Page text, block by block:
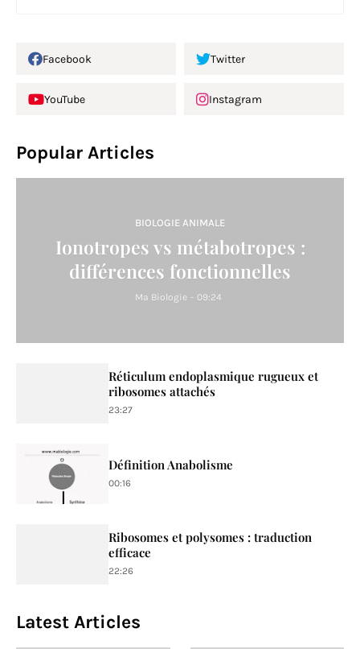
Facebook Twitter
YouTube Instagram
Popular Articles
BIOLOGIE ANIMALE
Ionotropes vs métabotropes :
différences fonctionnelles
Ma Biologie - 09:24
Réticulum endoplasmique rugueux et
ribosomes attachés
23:27
Définition Anabolisme
00:16
Ribosomes et polysomes : traduction
efficace
22:26
Latest Articles